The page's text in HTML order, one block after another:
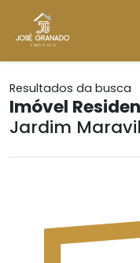
Resultados da busca
Imóvel
Jardim